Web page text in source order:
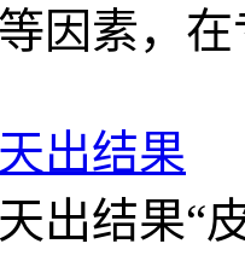
因素，在
出结果
出结果“